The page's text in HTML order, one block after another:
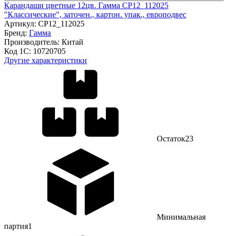
Карандаши цветные 12цв. Гамма CP12_112025
"Классические", заточен., картон. упак., европодвес
Артикул: CP12_112025
Бренд: Гамма
Производитель: Китай
Код 1С: 10720705
Другие характеристики
Остаток23
Минимальная
партия1